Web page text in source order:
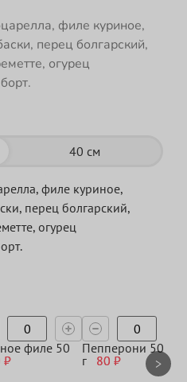
филе куриное,
перец болгарский,
огурец
40 см
филе куриное,
перец болгарский,
огурец
>
филе 50
₽
Пепперони 50
г
80 ₽